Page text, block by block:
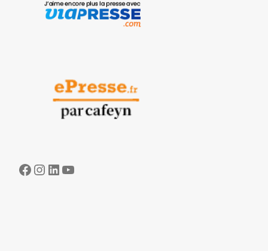
Facebook
Instagram
LinkedIn
YouTube